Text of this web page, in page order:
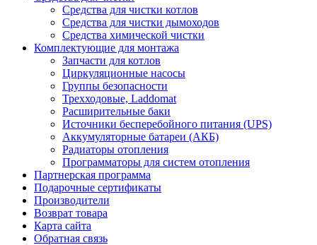
Средства для чистки котлов
Средства для чистки дымоходов
Средства химической чистки
Комплектующие для монтажа
Запчасти для котлов
Циркуляционные насосы
Группы безопасности
Трехходовые, Laddomat
Расширительные баки
Источники бесперебойного питания (UPS)
Аккумуляторные батареи (АКБ)
Радиаторы отопления
Программаторы для систем отопления
Партнерская программа
Подарочные сертификаты
Производители
Возврат товара
Карта сайта
Обратная связь